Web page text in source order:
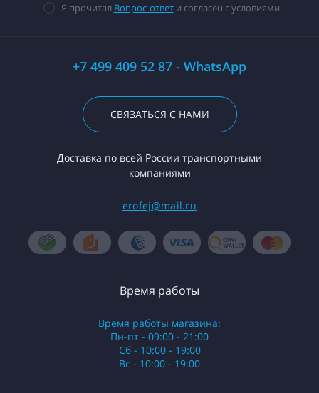
Я прочитал Вопрос-ответи согласен с условиями
+7 499 409 52 87 - WhatsApp
СВЯЗАТЬСЯ С НАМИ
Доставка по всей России транспортными
компаниями
erofej@mail.ru
Время работы
Время работы магазина:
Пн-пт - 09:00 - 21:00
Сб - 10:00 - 19:00
Вс - 10:00 - 19:00